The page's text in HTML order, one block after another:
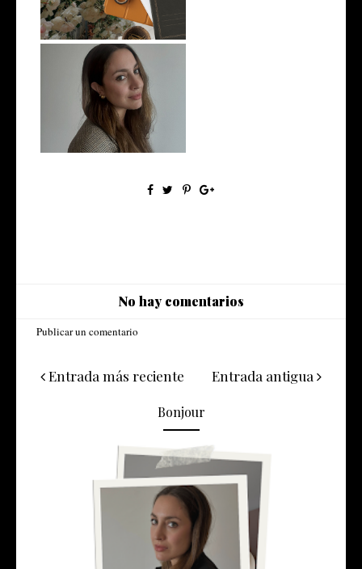
A little Autobombo
No hay comentarios
Publicar un comentario
Entrada más reciente Entrada antigua
Bonjour